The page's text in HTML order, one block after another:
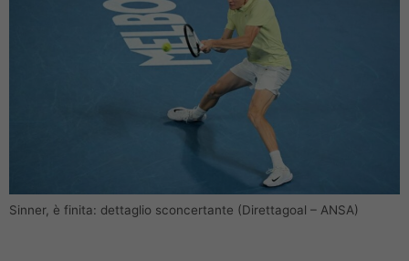
Sinner, è finita: dettaglio sconcertante (Direttagoal – ANSA)